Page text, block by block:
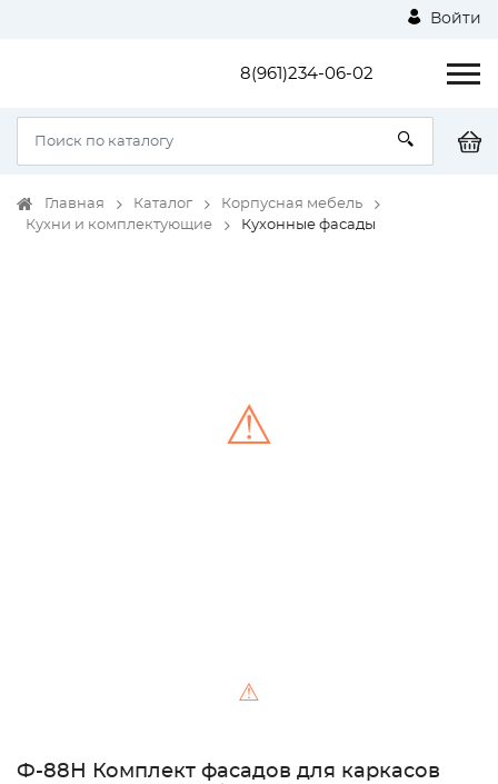
Войти
8(961)234-06-02
Главная Каталог
Корпусная мебель
Кухни и комплектующие
Кухонные фасады
⚠
⚠
Ф-88Н Комплект фасадов для каркасов